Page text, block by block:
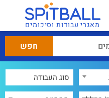
מאגרי עבודות וסיכומים